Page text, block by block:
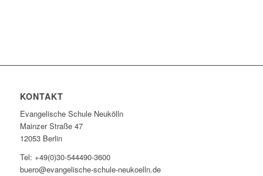
KONTAKT
Evangelische Schule Neukölln
Mainzer Straße 47
12053 Berlin
Tel: +49(0)30-544490-3600
buero@evangelische-schule-neukoelln.de